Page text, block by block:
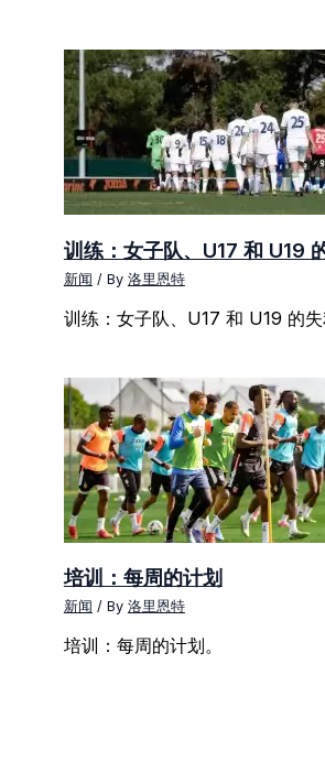
训练：女子队、U17 和 U19
新闻 / By 洛里恩特
训练：女子队、U17 和 U19 的失
培训：每周的计划
新闻 / By 洛里恩特
培训：每周的计划。